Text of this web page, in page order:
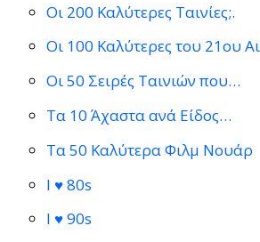
Οι 200 Καλύτερες Ταινίες;.
Οι 100 Καλύτερες του 21ου
Οι 50 Σειρές Ταινιών που…
Τα 10 Άχαστα ανά Είδος…
Τα 50 Καλύτερα Φιλμ Νουάρ
I ♥ 80s
I ♥ 90s